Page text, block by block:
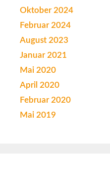
Oktober 2024
Februar 2024
August 2023
Januar 2021
Mai 2020
April 2020
Februar 2020
Mai 2019